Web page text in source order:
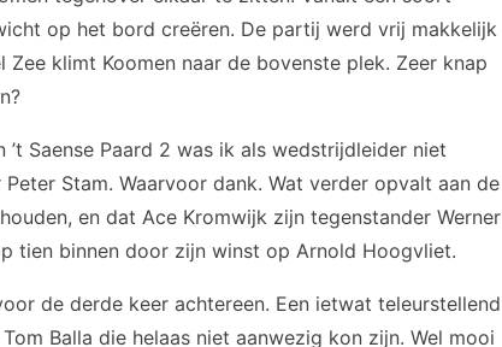
op het bord creëren. De partij werd vrij makkelijk
klimt Koomen naar de bovenste plek. Zeer knap
Saense Paard 2 was ik als wedstrijdleider niet
Stam. Waarvoor dank. Wat verder opvalt aan de
en dat Ace Kromwijk zijn tegenstander Werner
tien binnen door zijn winst op Arnold Hoogvliet.
de derde keer achtereen. Een ietwat teleurstellend
Balla die helaas niet aanwezig kon zijn. Wel mooi